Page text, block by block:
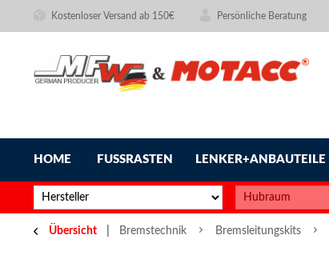
Kostenloser Versand ab 150€ Persönliche Beratung
HOME FUSSRASTEN LENKER+ANBAUTEILE
Übersicht Bremstechnik Bremsleitungskits